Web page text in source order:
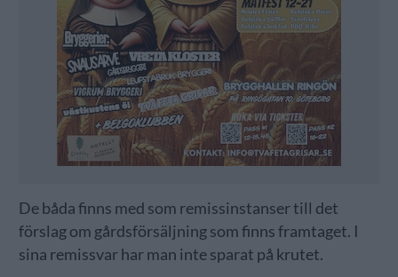
De båda finns med som remissinstanser till det
förslag om gårdsförsäljning som finns framtaget. I
sina remissvar har man inte sparat på krutet.